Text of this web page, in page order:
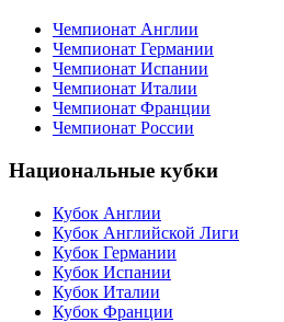
Чемпионат Англии
Чемпионат Германии
Чемпионат Испании
Чемпионат Италии
Чемпионат Франции
Чемпионат России
Национальные кубки
Кубок Англии
Кубок Английской Лиги
Кубок Германии
Кубок Испании
Кубок Италии
Кубок Франции